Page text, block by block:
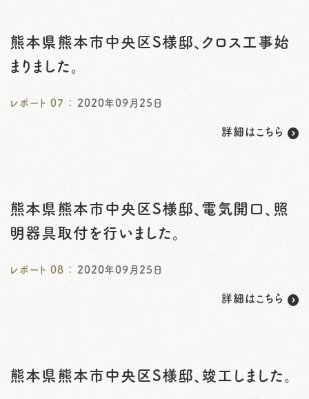
熊本県熊本市中央区S様邸、クロス工事始
まりました。
レポート 07 ： 2020年09月25日
詳細はこちら
熊本県熊本市中央区S様邸、電気開口、照
明器具取付を行いました。
レポート 08 ： 2020年09月25日
詳細はこちら
熊本県熊本市中央区S様邸、竣工しました。